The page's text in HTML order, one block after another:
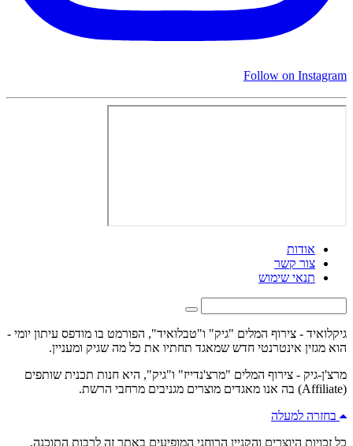
Follow on Instagram
אודות
צור קשר
תנאי שימוש
גיקלואיד - צירוף המלים "גיק" ו"טבלואיד", הפורמט בו מודפס עיתון יומי -
הוא מגזין אינטרנטי חדש שמאגד תחתיו את כל מה שגיק ומעניין.
מרצ'ן-גיק - צירוף המלים "מרצ'נדייז" ו"גיק", היא חנות תכנית שותפים
(Affiliate) בה אנו מאגדים מוצרים מגניבים מרחבי הרשת.
בחזרה למעלה
כל זכויות היוצרים והקניין הרוחני המופיעים באתר זה לרבות התוכנה,